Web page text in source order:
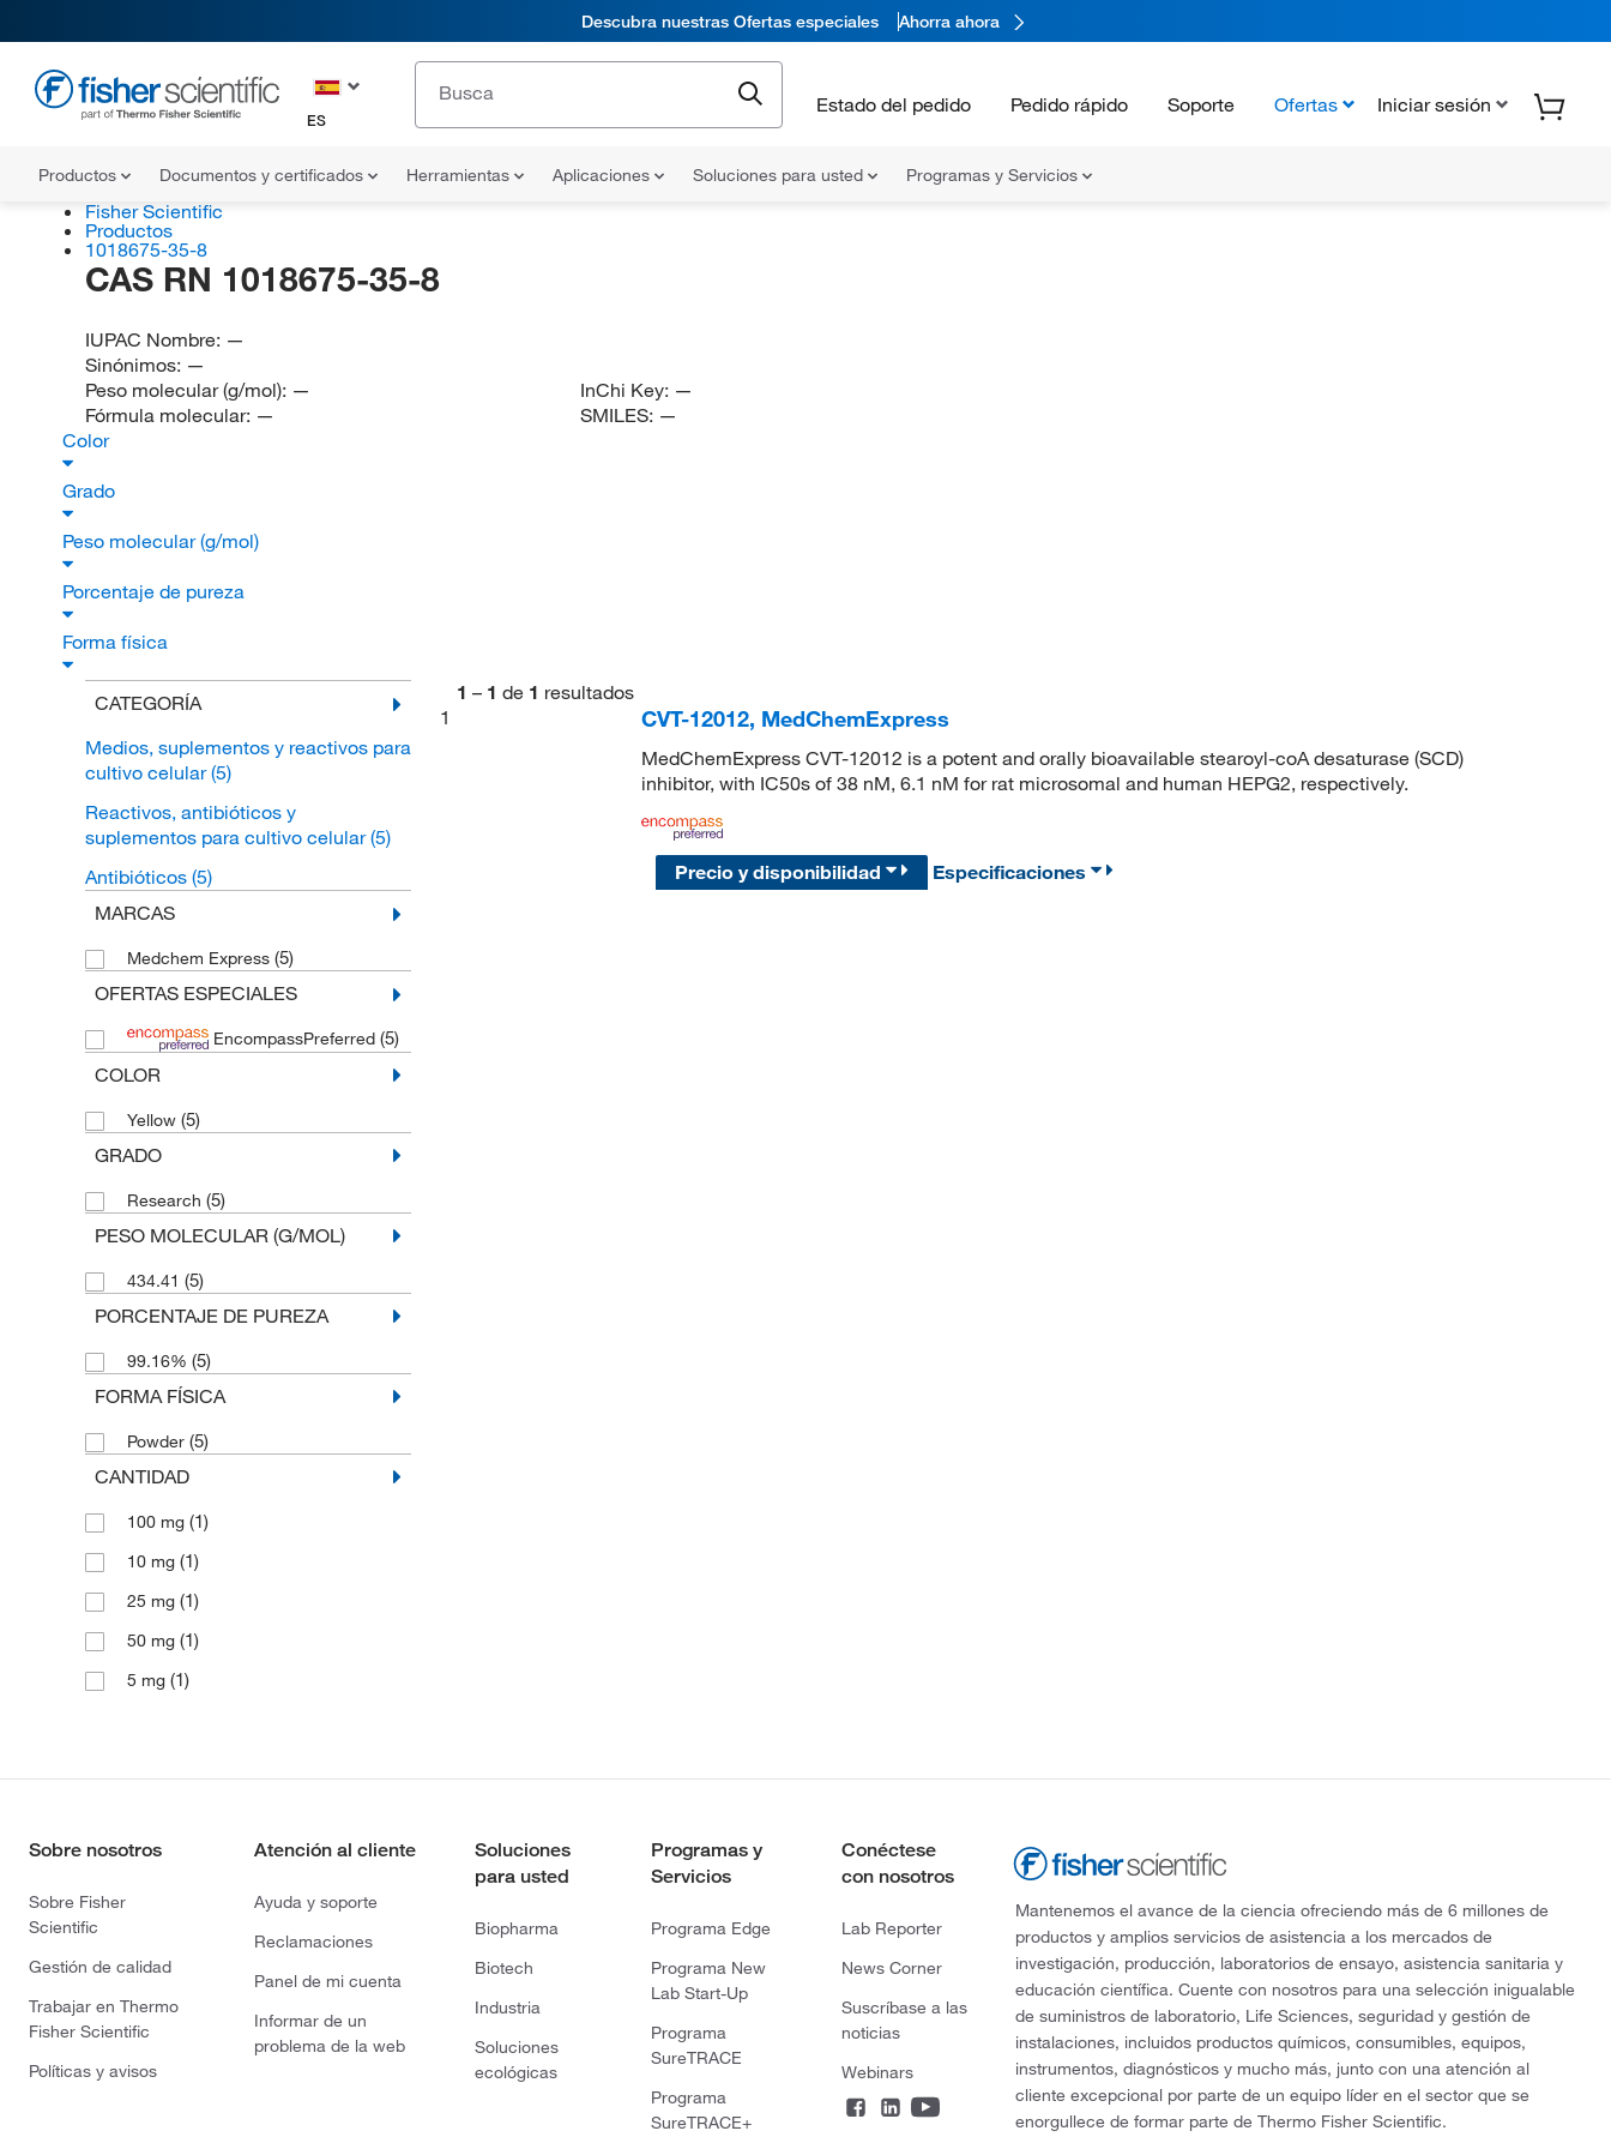
Descubra nuestras Ofertas especiales Ahorra ahora
ES
Estado del pedido Pedido rápido Soporte Ofertas Iniciar sesión
Productos Documentos y certificados Herramientas Aplicaciones Soluciones para usted Programas y Servicios
Fisher Scientific
Productos
1018675-35-8
CAS RN 1018675-35-8
IUPAC Nombre: —
Sinónimos: —
Peso molecular (g/mol): —
Fórmula molecular: —
InChi Key: —
SMILES: —
Color
Grado
Peso molecular (g/mol)
Porcentaje de pureza
Forma física
CATEGORÍA
Medios, suplementos y reactivos para
cultivo celular(5)
Reactivos, antibióticos y
suplementos para cultivo celular(5)
Antibióticos (5)
MARCAS
Medchem Express (5)
OFERTAS ESPECIALES
EncompassPreferred (5)
COLOR
Yellow (5)
GRADO
Research (5)
PESO MOLECULAR (G/MOL)
434.41 (5)
PORCENTAJE DE PUREZA
99.16% (5)
FORMA FÍSICA
Powder (5)
CANTIDAD
100 mg (1)
10 mg (1)
25 mg (1)
50 mg (1)
5 mg (1)
1 – 1 de 1 resultados
1
CVT-12012, MedChemExpress
MedChemExpress CVT-12012 is a potent and orally bioavailable stearoyl-coA desaturase (SCD)
inhibitor, with IC50s of 38 nM, 6.1 nM for rat microsomal and human HEPG2, respectively.
Precio y disponibilidad Especificaciones
Sobre nosotros
Sobre Fisher
Scientific
Gestión de calidad
Trabajar en Thermo
Fisher Scientific
Políticas y avisos
Atención al cliente
Ayuda y soporte
Reclamaciones
Panel de mi cuenta
Informar de un
problema de la web
Soluciones
para usted
Biopharma
Biotech
Industria
Soluciones
ecológicas
Programas y
Servicios
Programa Edge
Programa New
Lab Start-Up
Programa
SureTRACE
Programa
SureTRACE+
Conéctese
con nosotros
Lab Reporter
News Corner
Suscríbase a las
noticias
Webinars
Mantenemos el avance de la ciencia ofreciendo más de 6 millones de
productos y amplios servicios de asistencia a los mercados de
investigación, producción, laboratorios de ensayo, asistencia sanitaria y
educación científica. Cuente con nosotros para una selección inigualable
de suministros de laboratorio, Life Sciences, seguridad y gestión de
instalaciones, incluidos productos químicos, consumibles, equipos,
instrumentos, diagnósticos y mucho más, junto con una atención al
cliente excepcional por parte de un equipo líder en el sector que se
enorgullece de formar parte de Thermo Fisher Scientific.